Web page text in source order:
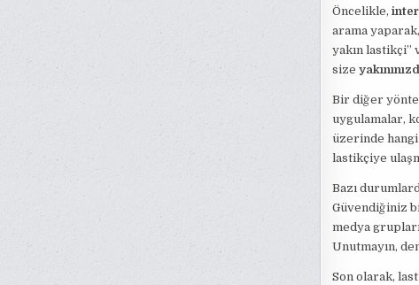
Öncelikle,
arama
yakın lastikçi”
size
Bir diğer
uygulamalar,
üzerinde
lastikçiye
Bazı
Güvendiğiniz
medya
Unutmayın,
Son olarak,